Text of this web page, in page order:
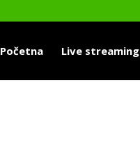
Početna Live streaming